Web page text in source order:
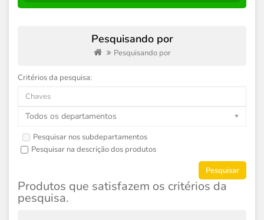
Pesquisando por
Pesquisando por
Critérios da pesquisa:
Todos os departamentos
Pesquisar nos subdepartamentos
Pesquisar na descrição dos produtos
Produtos que satisfazem os critérios da
pesquisa.